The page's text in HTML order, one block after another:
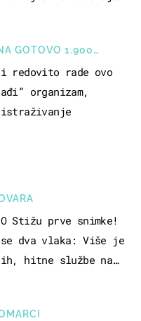
Stižu prve snimke!
dva vlaka: Više je
hitne službe na
GOTOVO 1.900
redovito rade ovo
organizam,
istraživanje